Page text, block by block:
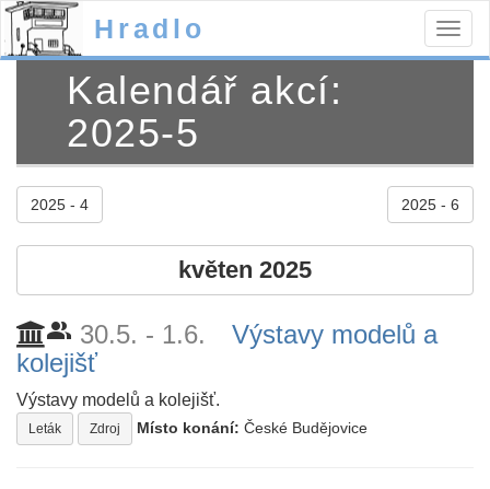
Hradlo
Kalendář akcí:
2025-5
2025 - 4 2025 - 6
květen 2025
people_alt 30.5. - 1.6.
Výstavy modelů a
kolejišť
Výstavy modelů a kolejišť.
Leták Zdroj Místo konání: České Budějovice